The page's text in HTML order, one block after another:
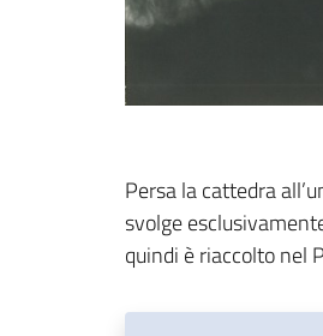
Persa la cattedra
svolge
quindi è riaccolto nel